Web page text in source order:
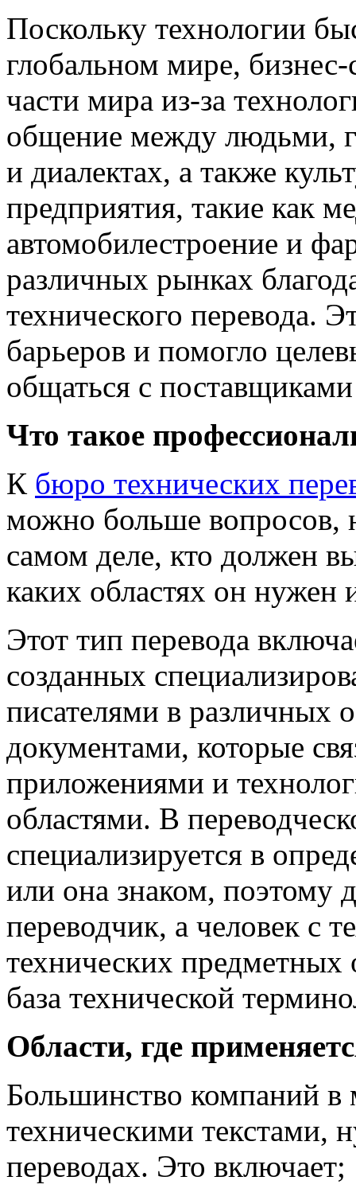
Поскольку технологии
глобальном мире,
части мира из-за
общение между людьми,
и диалектах, а также
предприятия, такие как
автомобилестроение и
различных рынках
технического перевода.
барьеров и помогло
общаться с поставщиками
Что такое
К бюро технических
можно больше вопросов,
самом деле, кто должен
каких областях он нужен
Этот тип перевода
созданных
писателями в различных
документами, которые
приложениями и
областями. В
специализируется в
или она знаком, поэтому
переводчик, а человек с
технических предметных
база технической
Области, где
Большинство компаний в
техническими текстами,
переводах. Это включает;